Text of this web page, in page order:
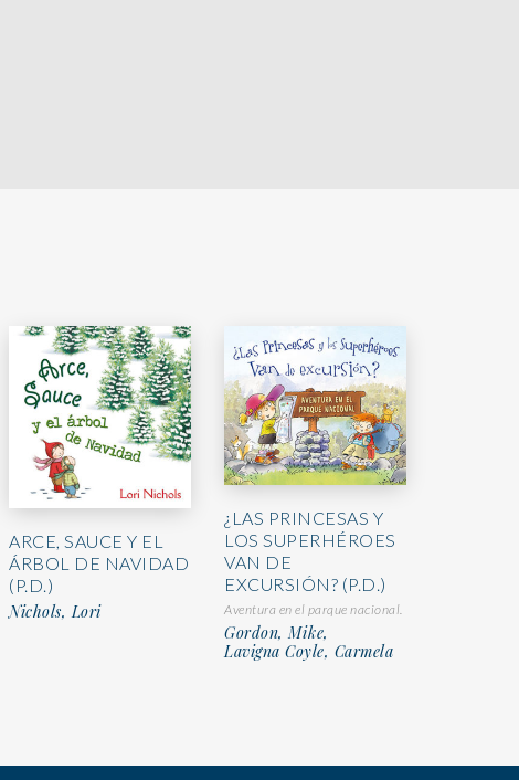
ARCE, SAUCE Y EL
ÁRBOL DE NAVIDAD
(P.D.)
Nichols, Lori
¿LAS PRINCESAS Y
LOS SUPERHÉROES
VAN DE
EXCURSIÓN? (P.D.)
Aventura en el parque nacional.
Gordon, Mike,
Lavigna Coyle, Carmela